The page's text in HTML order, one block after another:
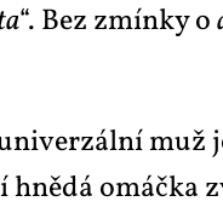
“. Bez zmín­ky o
muž
omáč­ka